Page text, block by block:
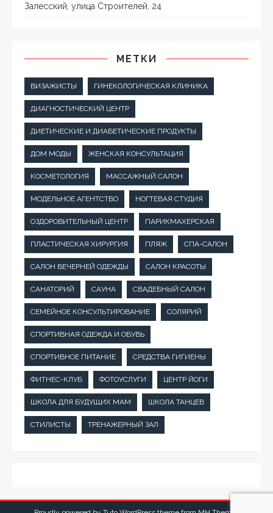
Залесский, улица Строителей, 24
МЕТКИ
ВИЗАЖИСТЫ ГИНЕКОЛОГИЧЕСКАЯ КЛИНИКА
ДИАГНОСТИЧЕСКИЙ ЦЕНТР
ДИЕТИЧЕСКИЕ И ДИАБЕТИЧЕСКИЕ ПРОДУКТЫ
ДОМ МОДЫ ЖЕНСКАЯ КОНСУЛЬТАЦИЯ
КОСМЕТОЛОГИЯ МАССАЖНЫЙ САЛОН
МОДЕЛЬНОЕ АГЕНТСТВО НОГТЕВАЯ СТУДИЯ
ОЗДОРОВИТЕЛЬНЫЙ ЦЕНТР ПАРИКМАХЕРСКАЯ
ПЛАСТИЧЕСКАЯ ХИРУРГИЯ ПЛЯЖ СПА-САЛОН
САЛОН ВЕЧЕРНЕЙ ОДЕЖДЫ САЛОН КРАСОТЫ
САНАТОРИЙ САУНА СВАДЕБНЫЙ САЛОН
СЕМЕЙНОЕ КОНСУЛЬТИРОВАНИЕ СОЛЯРИЙ
СПОРТИВНАЯ ОДЕЖДА И ОБУВЬ
СПОРТИВНОЕ ПИТАНИЕ СРЕДСТВА ГИГИЕНЫ
ФИТНЕС-КЛУБ ФОТОУСЛУГИ ЦЕНТР ЙОГИ
ШКОЛА ДЛЯ БУДУЩИХ МАМ ШКОЛА ТАНЦЕВ
СТИЛИСТЫ ТРЕНАЖЕРНЫЙ ЗАЛ